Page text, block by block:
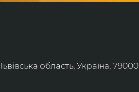
область, Україна, 79000